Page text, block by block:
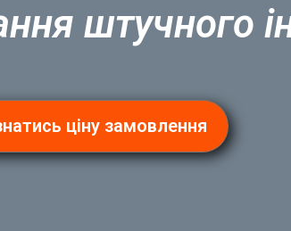
штучного
ціну замовлення